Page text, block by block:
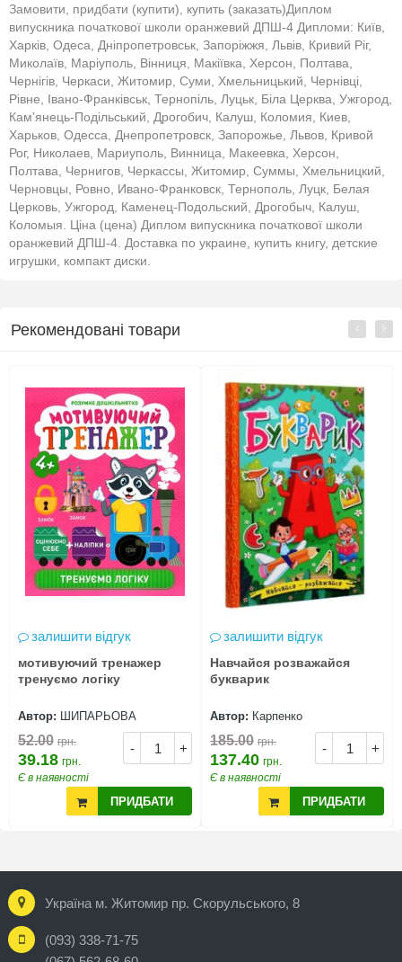
Замовити, придбати (купити), купить (заказать)Диплом
випускника початкової школи оранжевий ДПШ-4 Дипломи: Київ,
Харків, Одеса, Дніпропетровськ, Запоріжжя, Львів, Кривий Ріг,
Миколаїв, Маріуполь, Вінниця, Макіївка, Херсон, Полтава,
Чернігів, Черкаси, Житомир, Суми, Хмельницький, Чернівці,
Рівне, Івано-Франківськ, Тернопіль, Луцьк, Біла Церква, Ужгород,
Кам'янець-Подільський, Дрогобич, Калуш, Коломия, Киев,
Харьков, Одесса, Днепропетровск, Запорожье, Львов, Кривой
Рог, Николаев, Мариуполь, Винница, Макеевка, Херсон,
Полтава, Чернигов, Черкассы, Житомир, Суммы, Хмельницкий,
Черновцы, Ровно, Ивано-Франковск, Тернополь, Луцк, Белая
Церковь, Ужгород, Каменец-Подольский, Дрогобыч, Калуш,
Коломыя. Ціна (цена) Диплом випускника початкової школи
оранжевий ДПШ-4. Доставка по украине, купить книгу, детские
игрушки, компакт диски.
Рекомендовані товари
залишити відгук
мотивуючий тренажер
тренуємо логіку
Автор: ШИПАРЬОВА
- +
52.00 грн.
39.18 грн.
Є в наявності
ПРИДБАТИ
залишити відгук
Навчайся розважайся
букварик
Автор: Карпенко
- +
185.00 грн.
137.40 грн.
Є в наявності
ПРИДБАТИ
Україна м. Житомир пр. Скорульського, 8
(093) 338-71-75